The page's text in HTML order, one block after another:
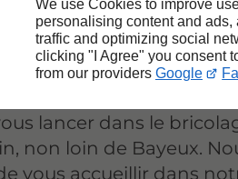
We use Cookies to improve
personalising content and
traffic and optimizing social
clicking "I Agree" you consent
from our providers Google
de
le matériel dont vous
lancer dans le
non loin de Bayeux.
vous accueillir dans